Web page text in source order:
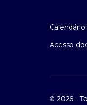
Acesso
© 2026 -